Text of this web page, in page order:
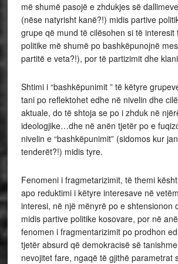
më shumë pasojë e zhdukjes së
(nëse natyrisht kanë?!) midis partive
grupe që mund të cilësohen si të interesit
politike më shumë po bashkëpunojnë
partitë e veta?!), por të partizimit dhe
Shtimi i “bashkëpunimit ” të këtyre
tani po reflektohet edhe në nivelin dhe
aktuale, do të shtoja se po i zhduk në
ideologjike…dhe në anën tjetër po e
nivelin e “bashkëpunimit” (sidomos kur
tenderët?!) midis tyre.
Fenomeni i fragmetarizimit, të themi
apo reduktimi i këtyre interesave në
interesi, në një mënyrë po e shtensionon
midis partive politike kosovare, por në
fenomen i fragmentarizimit po prodhon
tjetër absurd që demokracisë së tanishme
nevojitet fare, ngaqë të gjithë parametrat